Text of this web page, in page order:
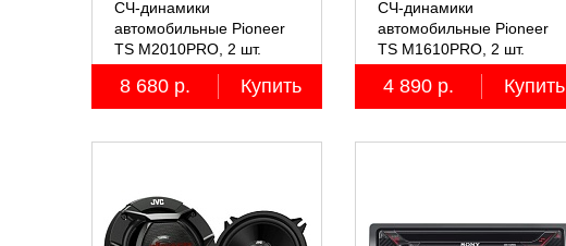
СЧ-динамики
автомобильные Pioneer
TS M2010PRO, 2 шт.
8 680 р. Купить
СЧ-динамики
автомобильные Pioneer
TS M1610PRO, 2 шт.
4 890 р. Купить